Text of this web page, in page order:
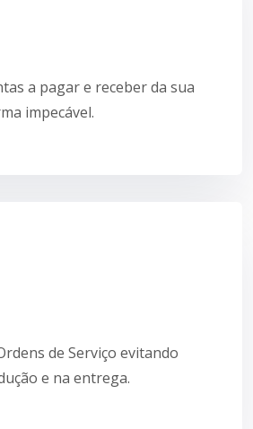
a pagar e receber da sua
impecável.
de Serviço evitando
e na entrega.